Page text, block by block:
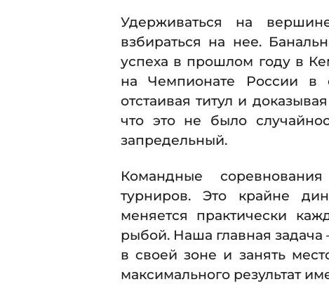
Удерживаться на
взбираться на нее.
успеха в прошлом году в
на Чемпионате России в
отстаивая титул и
что это не было
запредельный.
Командные
турниров. Это крайне
меняется практически
рыбой. Наша главная
в своей зоне и занять
максимального результат